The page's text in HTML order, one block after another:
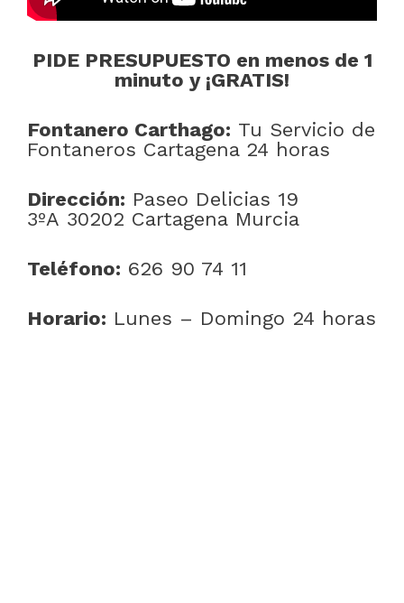
PIDE PRESUPUESTO en menos de 1
minuto y ¡GRATIS!
Fontanero Carthago: Tu Servicio de
Fontaneros Cartagena 24 horas
Dirección: Paseo Delicias 19
3ºA 30202 Cartagena Murcia
Teléfono: 626 90 74 11
Horario: Lunes – Domingo 24 horas